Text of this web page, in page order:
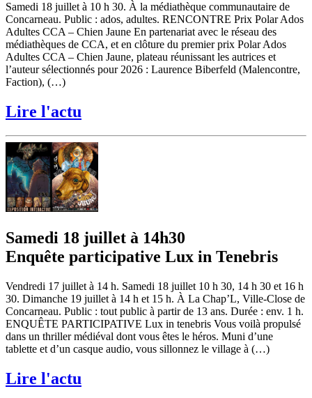
Samedi 18 juillet à 10 h 30. À la médiathèque communautaire de
Concarneau. Public : ados, adultes. RENCONTRE Prix Polar Ados
Adultes CCA – Chien Jaune En partenariat avec le réseau des
médiathèques de CCA, et en clôture du premier prix Polar Ados
Adultes CCA – Chien Jaune, plateau réunissant les autrices et
l’auteur sélectionnés pour 2026 : Laurence Biberfeld (Malencontre,
Faction), (…)
Lire l'actu
Samedi 18 juillet à 14h30
Enquête participative Lux in Tenebris
Vendredi 17 juillet à 14 h. Samedi 18 juillet 10 h 30, 14 h 30 et 16 h
30. Dimanche 19 juillet à 14 h et 15 h. À La Chap’L, Ville-Close de
Concarneau. Public : tout public à partir de 13 ans. Durée : env. 1 h.
ENQUÊTE PARTICIPATIVE Lux in tenebris Vous voilà propulsé
dans un thriller médiéval dont vous êtes le héros. Muni d’une
tablette et d’un casque audio, vous sillonnez le village à (…)
Lire l'actu